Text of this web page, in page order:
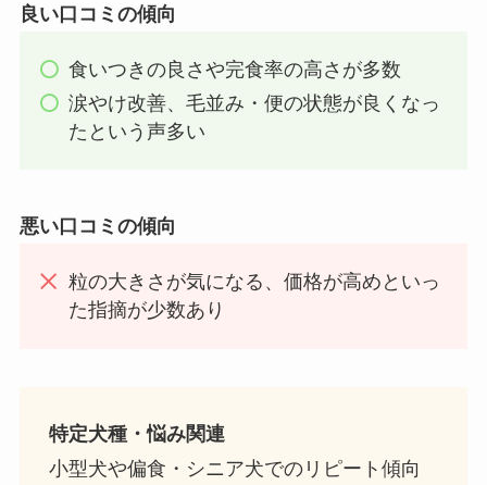
良い口コミの傾向
食いつきの良さや完食率の高さが多数
涙やけ改善、毛並み・便の状態が良くなっ
たという声多い
悪い口コミの傾向
粒の大きさが気になる、価格が高めといっ
た指摘が少数あり
特定犬種・悩み関連
小型犬や偏食・シニア犬でのリピート傾向